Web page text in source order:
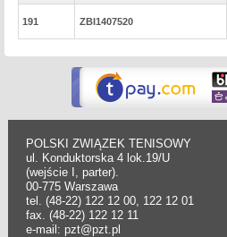
191 ZBI1407520
POLSKI ZWIĄZEK TENISOWY
ul. Konduktorska 4 lok.19/U
(wejście I, parter).
00-775 Warszawa
tel. (48-22) 122 12 00, 122 12 01
fax. (48-22) 122 12 11
e-mail: pzt@pzt.pl